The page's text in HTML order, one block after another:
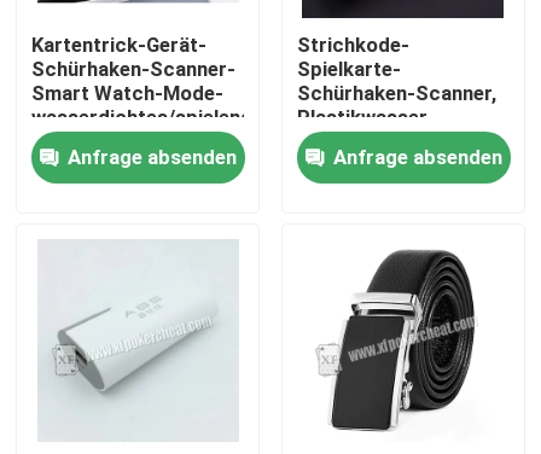
Produkte
Videos
Kartentrick-Gerät-
Schürhaken-Scanner-
Smart Watch-Mode-
wasserdichtes/spielendes
Gerät
Anfrage absenden
Strichkode-
Spielkarte-
Schürhaken-Scanner,
Plastikwasser-
Schalen-Kamera
Anfrage absenden